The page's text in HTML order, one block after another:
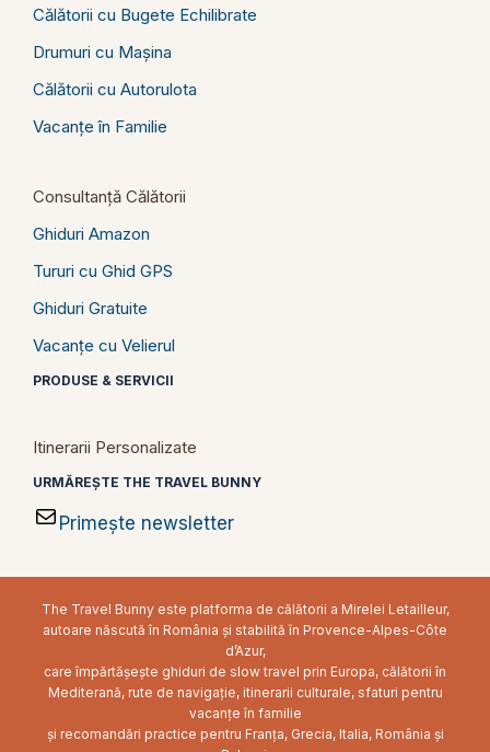
Călătorii cu Bugete Echilibrate
Drumuri cu Mașina
Călătorii cu Autorulota
Vacanțe în Familie
Consultanță Călătorii
Ghiduri Amazon
Tururi cu Ghid GPS
Ghiduri Gratuite
Vacanțe cu Velierul
PRODUSE & SERVICII
Itinerarii Personalizate
URMĂREȘTE THE TRAVEL BUNNY
Primește newsletter
The Travel Bunny este platforma de călătorii a Mirelei Letailleur,
autoare născută în România și stabilită în Provence-Alpes-Côte
d’Azur,
care împărtășește ghiduri de slow travel prin Europa, călătorii în
Mediterană, rute de navigație, itinerarii culturale, sfaturi pentru
vacanțe în familie
și recomandări practice pentru Franța, Grecia, Italia, România și